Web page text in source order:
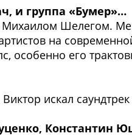
и группа «Бумер»…
Михаилом Шелегом.
на
особенно его
искал
Константин